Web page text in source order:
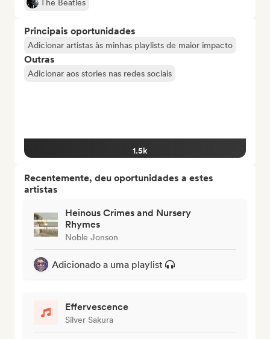
The Beatles
Principais oportunidades
Adicionar artistas às minhas playlists de maior impacto
Outras
Adicionar aos stories nas redes sociais
1.5k
Recentemente, deu oportunidades a estes
artistas
Heinous Crimes and Nursery
Rhymes
Noble Jonson
Adicionado a uma playlist
Effervescence
Silver Sakura